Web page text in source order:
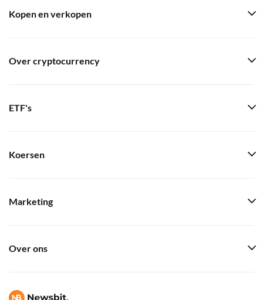
Kopen en verkopen
Over cryptocurrency
ETF's
Koersen
Marketing
Over ons